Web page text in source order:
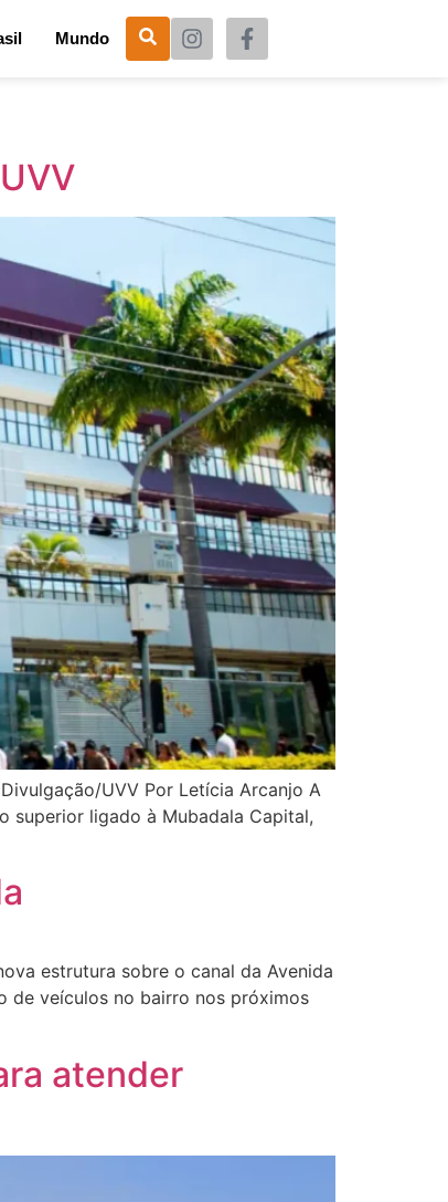
Mundo
UVV Por Letícia Arcanjo A
superior ligado à Mubadala Capital,
estrutura sobre o canal da Avenida
de veículos no bairro nos próximos
atender